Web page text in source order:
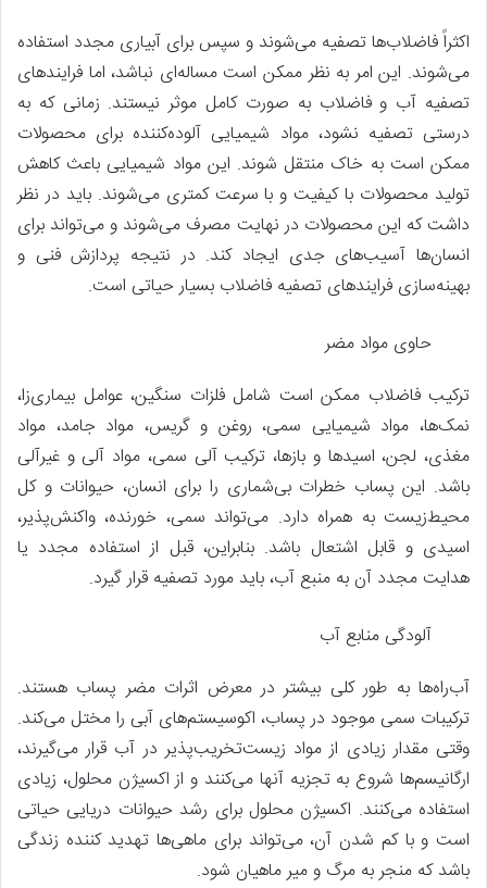
اکثراً فاضلاب‌ها تصفیه می‌شوند و سپس برای آبیاری مجدد استفاده
می‌شوند. این امر به نظر ممکن است مساله‌ای نباشد، اما فرایندهای
تصفیه آب و فاضلاب به صورت کامل موثر نیستند. زمانی که به
درستی تصفیه نشود، مواد شیمیایی آلوده‌کننده برای محصولات
ممکن است به خاک منتقل شوند. این مواد شیمیایی باعث کاهش
تولید محصولات با کیفیت و با سرعت کمتری می‌شوند. باید در نظر
داشت که این محصولات در نهایت مصرف می‌شوند و می‌تواند برای
انسان‌ها آسیب‌های جدی ایجاد کند. در نتیجه پردازش فنی و
بهینه‌سازی فرایندهای تصفیه فاضلاب بسیار حیاتی است.
حاوی مواد مضر
ترکیب فاضلاب ممکن است شامل فلزات سنگین، عوامل بیماری‌زا،
نمک‌ها، مواد شیمیایی سمی، روغن و گریس، مواد جامد، مواد
مغذی، لجن، اسیدها و بازها، ترکیب آلی سمی، مواد آلی و غیرآلی
باشد. این پساب خطرات بی‌شماری را برای انسان، حیوانات و کل
محیط‌زیست به همراه دارد. می‌تواند سمی، خورنده، واکنش‌پذیر،
اسیدی و قابل اشتعال باشد. بنابراین، قبل از استفاده مجدد یا
هدایت مجدد آن به منبع آب، باید مورد تصفیه قرار گیرد.
آلودگی منابع آب
آب‌راه‌ها به طور کلی بیشتر در معرض اثرات مضر پساب هستند.
ترکیبات سمی موجود در پساب، اکوسیستم‌های آبی را مختل می‌کند.
وقتی مقدار زیادی از مواد زیست‌تخریب‌پذیر در آب قرار می‌گیرند،
ارگانیسم‌ها شروع به تجزیه آنها می‌کنند و از اکسیژن محلول، زیادی
استفاده می‌کنند. اکسیژن محلول برای رشد حیوانات دریایی حیاتی
است و با کم شدن آن، می‌تواند برای ماهی‌ها تهدید کننده زندگی
باشد که منجر به مرگ و میر ماهیان شود.